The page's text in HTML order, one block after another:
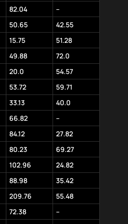
82.04
–
50.65
42.55
15.75
51.28
49.88
72.0
20.0
54.57
53.72
59.71
33.13
40.0
66.82
–
84.12
27.82
80.23
69.27
102.96
24.82
88.98
35.42
209.76
55.48
72.38
–